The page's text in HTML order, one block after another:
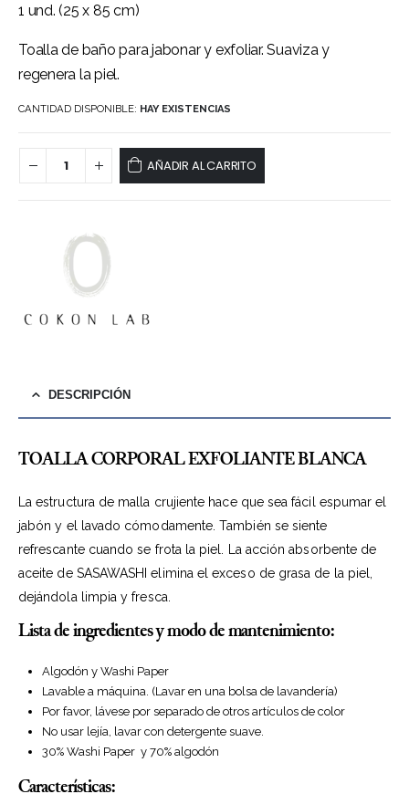
1 und. (25 x 85 cm)
Toalla de baño para jabonar y exfoliar. Suaviza y
regenera la piel.
CANTIDAD DISPONIBLE: HAY EXISTENCIAS
AÑADIR AL CARRITO
DESCRIPCIÓN
TOALLA CORPORAL EXFOLIANTE BLANCA
La estructura de malla crujiente hace que sea fácil espumar el
jabón y el lavado cómodamente. También se siente
refrescante cuando se frota la piel. La acción absorbente de
aceite de SASAWASHI elimina el exceso de grasa de la piel,
dejándola limpia y fresca.
Lista de ingredientes y modo de mantenimiento:
Algodón y Washi Paper
Lavable a máquina. (Lavar en una bolsa de lavandería)
Por favor, lávese por separado de otros artículos de color
No usar lejía, lavar con detergente suave.
30% Washi Paper y 70% algodón
Características: